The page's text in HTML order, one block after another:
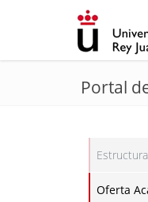
Portal
Oferta